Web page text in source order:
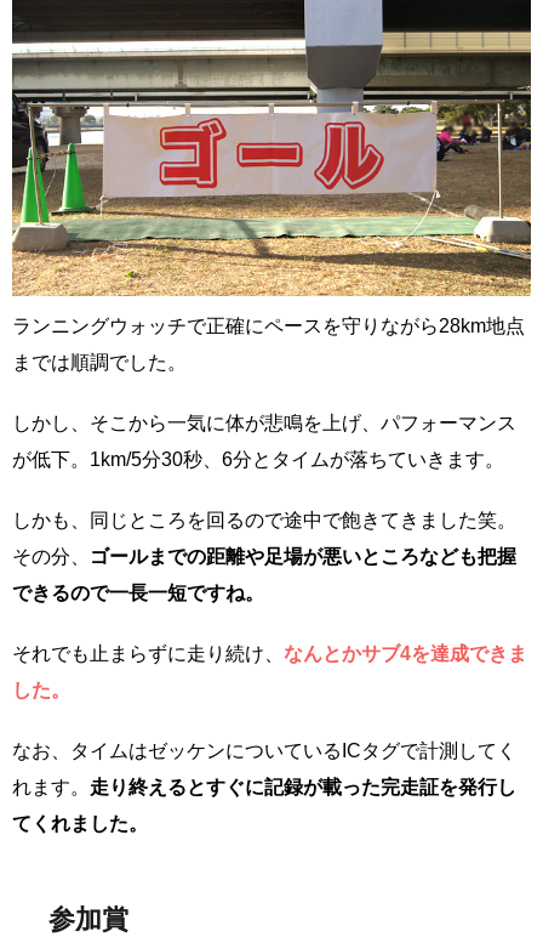
ランニングウォッチで正確にペースを守りながら28km地点
までは順調でした。
しかし、そこから一気に体が悲鳴を上げ、パフォーマンス
が低下。1km/5分30秒、6分とタイムが落ちていきます。
しかも、同じところを回るので途中で飽きてきました笑。
その分、
ゴールまでの距離や足場が悪いところなども把握
できるので一長一短ですね。
それでも止まらずに走り続け、 なんとかサブ4を達成できま
した。
なお、タイムはゼッケンについているICタグで計測してく
れます。 走り終えるとすぐに記録が載った完走証を発行し
てくれました。
参加賞